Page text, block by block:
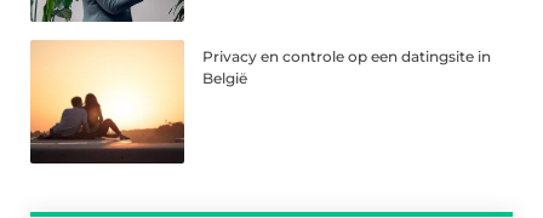
Privacy en controle op een datingsite in
België